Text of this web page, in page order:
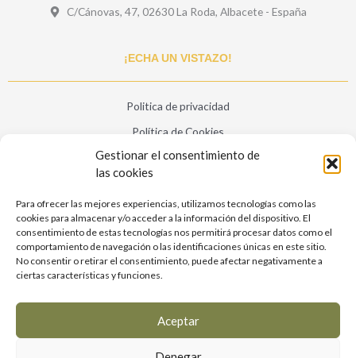
Gestionar el consentimiento de
las cookies
Para ofrecer las mejores experiencias, utilizamos tecnologías como las
cookies para almacenar y/o acceder a la información del dispositivo. El
consentimiento de estas tecnologías nos permitirá procesar datos como el
comportamiento de navegación o las identificaciones únicas en este sitio.
No consentir o retirar el consentimiento, puede afectar negativamente a
ciertas características y funciones.
Aceptar
C/Cánovas, 47, 02630 La Roda, Albacete - España
¡ECHA UN VISTAZO!
Politica de privacidad
Política de Cookies
Aviso legal
Blog
Contáctenos
F
a
e
b
o
I
a
g